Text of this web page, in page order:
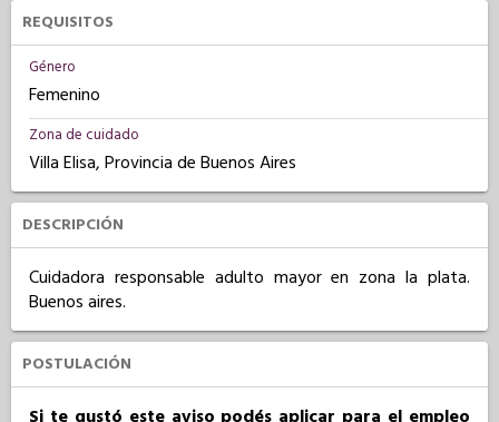
REQUISITOS
Género
Femenino
Zona de cuidado
Villa Elisa, Provincia de Buenos Aires
DESCRIPCIÓN
Cuidadora responsable adulto mayor en zona la plata.
Buenos aires.
POSTULACIÓN
Si te gustó este aviso podés aplicar para el empleo